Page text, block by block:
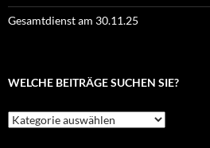
Gesamtdienst am 30.11.25
WELCHE BEITRÄGE SUCHEN SIE?
Welche
Beiträge